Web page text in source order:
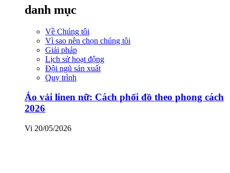
danh mục
Về Chúng tôi
Vì sao nên chọn chúng tôi
Giải pháp
Lịch sử hoạt động
Đội ngũ sản xuất
Quy trình
Áo vải linen nữ: Cách phối đồ theo phong cách
2026
Vi 20/05/2026